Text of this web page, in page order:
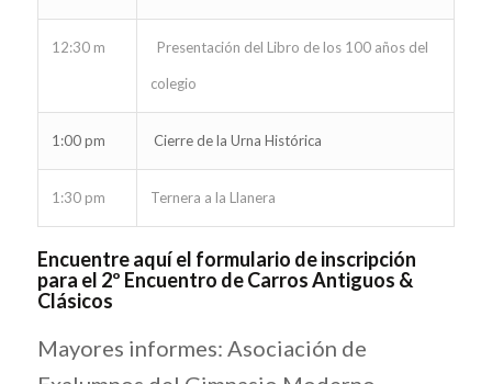
12:30 m Presentación del Libro de los 100 años del
colegio
1:00 pm Cierre de la Urna Histórica
1:30 pm Ternera a la Llanera
Encuentre aquí el formulario de inscripción
para el 2º Encuentro de Carros Antiguos &
Clásicos
Mayores informes: Asociación de